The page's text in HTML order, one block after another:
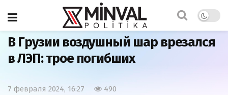
Главная
В Грузии воздушный шар врезался
в ЛЭП: трое погибших
7 февраля 2024, 16:27 490